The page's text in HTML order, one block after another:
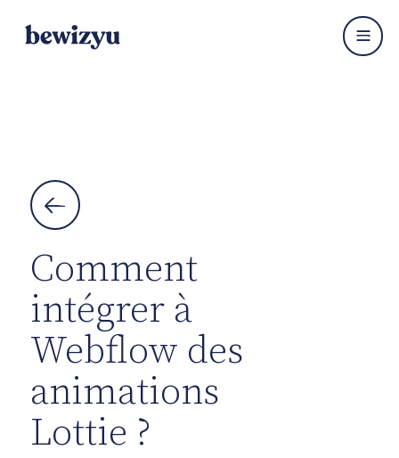


Comment
intégrer à
Webflow des
animations
Lottie ?